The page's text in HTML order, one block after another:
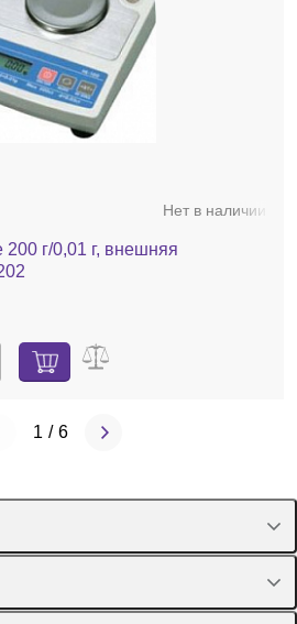
Нет в наличии
г/0,01 г, внешняя
1 / 6